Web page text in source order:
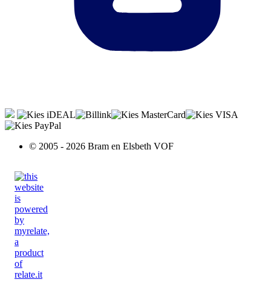
© 2005 - 2026 Bram en Elsbeth VOF